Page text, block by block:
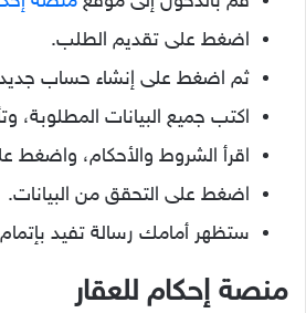
اضغط على تقديم الطلب.
ثم اضغط على إنشاء حساب
اكتب جميع البيانات المطلوبة،
اقرأ الشروط والأحكام، واضغط
اضغط على التحقق من البيانات.
ستظهر أمامك رسالة تفيد
منصة إحكام للعقار